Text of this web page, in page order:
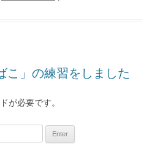
」の練習をしました
が必要です。